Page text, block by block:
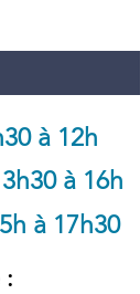
à 12h
à 16h
à 17h30
: